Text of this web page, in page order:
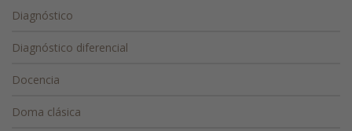
Diagnóstico
Diagnóstico diferencial
Docencia
Doma clásica